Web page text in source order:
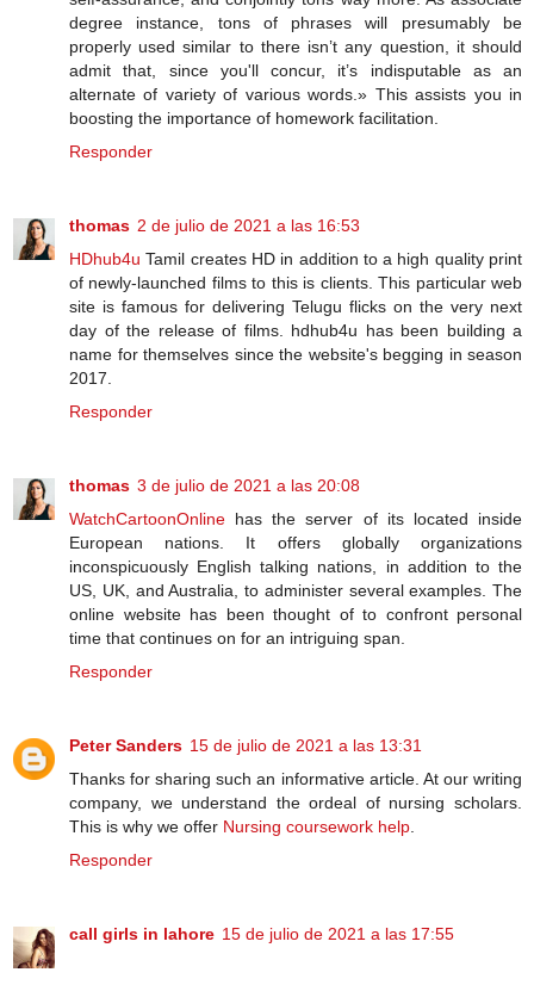
degree instance, tons of phrases will presumably be
properly used similar to there isn’t any question, it should
admit that, since you'll concur, it’s indisputable as an
alternate of variety of various words.» This assists you in
boosting the importance of homework facilitation.
Responder
thomas 2 de julio de 2021 a las 16:53
HDhub4u Tamil creates HD in addition to a high quality print
of newly-launched films to this is clients. This particular web
site is famous for delivering Telugu flicks on the very next
day of the release of films. hdhub4u has been building a
name for themselves since the website's begging in season
2017.
Responder
thomas 3 de julio de 2021 a las 20:08
WatchCartoonOnline has the server of its located inside
European nations. It offers globally organizations
inconspicuously English talking nations, in addition to the
US, UK, and Australia, to administer several examples. The
online website has been thought of to confront personal
time that continues on for an intriguing span.
Responder
Peter Sanders 15 de julio de 2021 a las 13:31
Thanks for sharing such an informative article. At our writing
company, we understand the ordeal of nursing scholars.
This is why we offer Nursing coursework help.
Responder
call girls in lahore 15 de julio de 2021 a las 17:55